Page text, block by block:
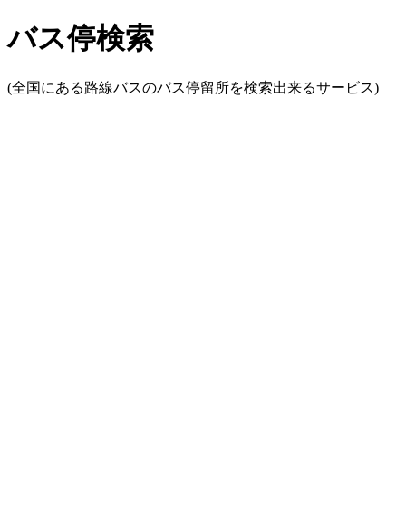
バス停検索
(全国にある路線バスのバス停留所を検索出来るサービス)